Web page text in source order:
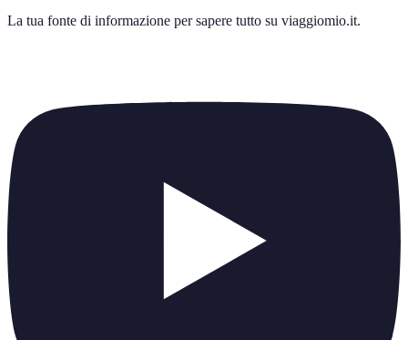
La tua fonte di informazione per sapere tutto su viaggiomio.it.